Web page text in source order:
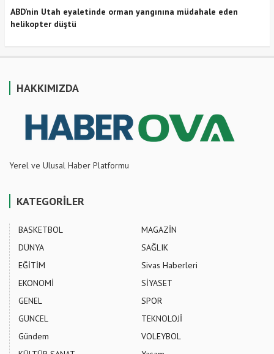
ABD’nin Utah eyaletinde orman yangınına müdahale eden
helikopter düştü
HAKKIMIZDA
Yerel ve Ulusal Haber Platformu
KATEGORİLER
BASKETBOL
DÜNYA
EĞİTİM
EKONOMİ
GENEL
GÜNCEL
Gündem
MAGAZİN
SAĞLIK
Sivas Haberleri
SİYASET
SPOR
TEKNOLOJİ
VOLEYBOL